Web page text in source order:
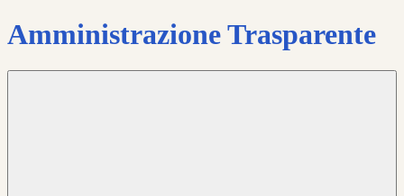
Amministrazione Trasparente